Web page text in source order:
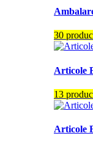
30
Articole
13
Articole